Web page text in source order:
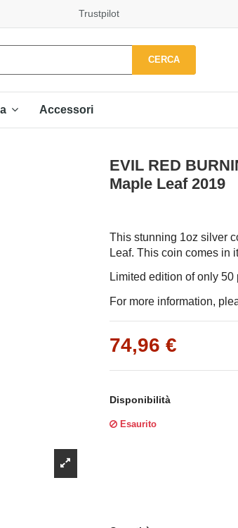
Trustpilot
CERCA
Accessori
EVIL RED
Maple Leaf 2019
This stunning 1oz silver
Leaf. This coin comes in
Limited edition of only
For more information,
74,96 €
Disponibilità
Esaurito